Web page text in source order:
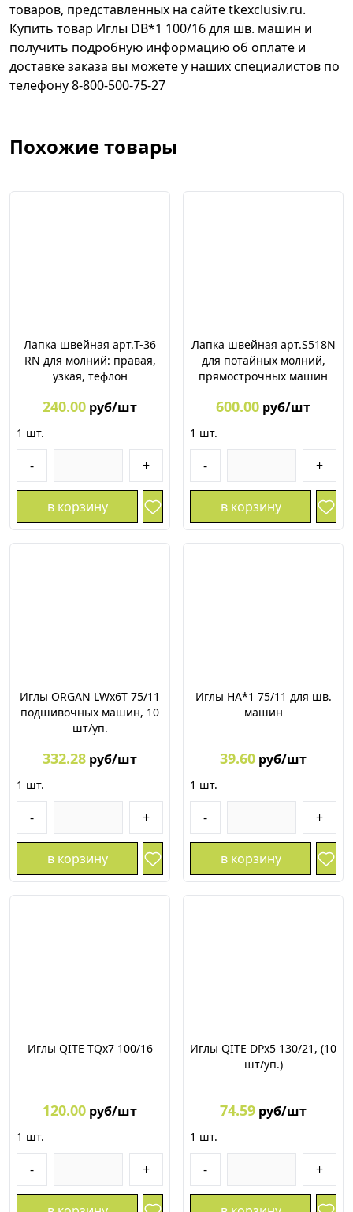
товаров, представленных на сайте tkexclusiv.ru.
Купить товар Иглы DB*1 100/16 для шв. машин и
получить подробную информацию об оплате и
доставке заказа вы можете у наших специалистов по
телефону 8-800-500-75-27
Похожие товары
Лапка швейная арт.T-36
RN для молний: правая,
узкая, тефлон
240.00 руб/шт
1 шт.
- +
в корзину
Лапка швейная арт.S518N
для потайных молний,
прямострочных машин
600.00 руб/шт
1 шт.
- +
в корзину
Иглы ORGAN LWх6Т 75/11
подшивочных машин, 10
шт/уп.
332.28 руб/шт
1 шт.
- +
в корзину
Иглы HA*1 75/11 для шв.
машин
39.60 руб/шт
1 шт.
- +
в корзину
Иглы QITE TQх7 100/16
120.00 руб/шт
1 шт.
- +
Иглы QITE DPх5 130/21, (10
шт/уп.)
74.59 руб/шт
1 шт.
- +